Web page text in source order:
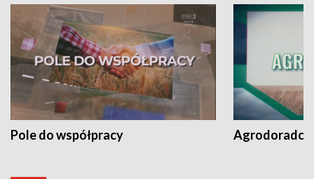
Pole do współpracy Agrodoradcy